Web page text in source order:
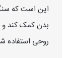
این است که
بدن کمک کند و
روحی استفاده